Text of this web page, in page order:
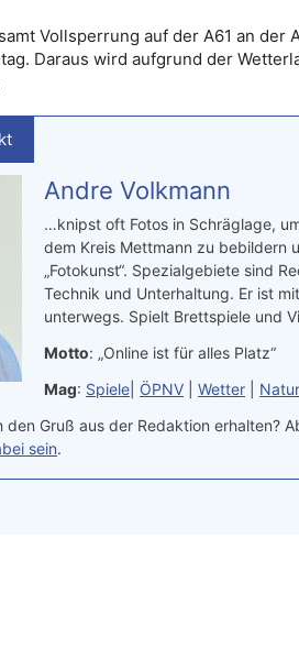
Vollsperrung auf der A61 an der
Daraus wird aufgrund der
Andre Volkmann
…knipst oft Fotos in Schräglage,
dem Kreis Mettmann zu bebildern
„Fotokunst“. Spezialgebiete sind
Technik und Unterhaltung. Er ist
unterwegs. Spielt Brettspiele und
Motto: „Online ist für alles Platz“
Mag: Spiele ÖPNV Wetter
Natur
Gruß aus der Redaktion erhalten?
sein.